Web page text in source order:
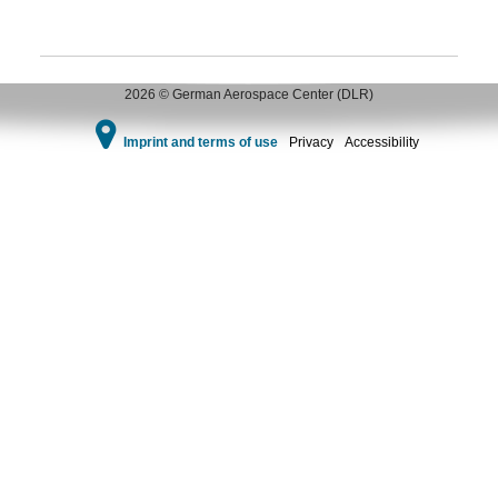
2026 © German Aerospace Center (DLR)
Imprint and terms of use Privacy Accessibility